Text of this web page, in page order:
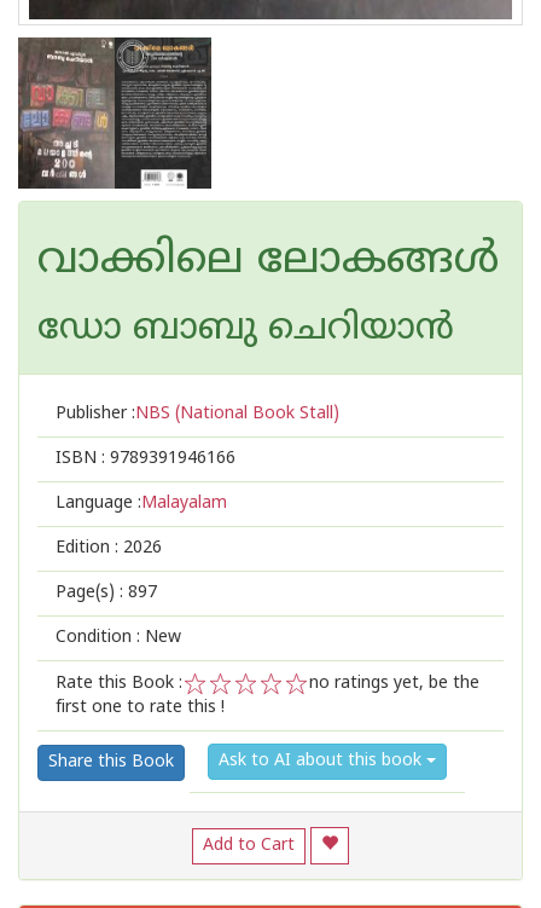
വാക്കിലെ ലോകങ്ങൾ
ഡോ ബാബു ചെറിയാന്‍
Publisher :NBS (National Book Stall)
ISBN : 9789391946166
Language :Malayalam
Edition : 2026
Page(s) : 897
Condition : New
Rate this Book :
2
1
no ratings yet, be the
first one to rate this !
Share this Book Ask to AI about this book
Add to Cart